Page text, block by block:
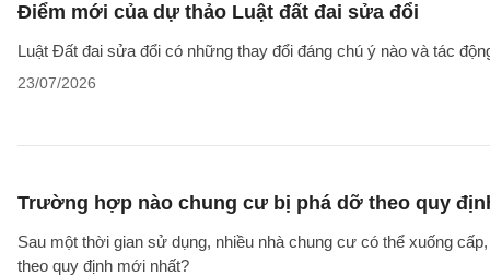
Điểm mới của dự thảo Luật đất đai sửa đổi
Luật Đất đai sửa đổi có những thay đổi đáng chú ý nào và tác
23/07/2026
Trường hợp nào chung cư bị phá dỡ theo quy
Sau một thời gian sử dụng, nhiều nhà chung cư có thể xuống
theo quy định mới nhất?